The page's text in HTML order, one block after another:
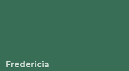
Fredericia